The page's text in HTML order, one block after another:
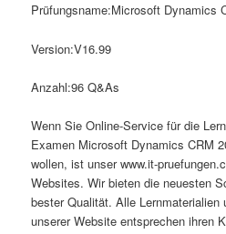
Prüfungsname:Microsoft Dynamics
Version:V16.99
Anzahl:96 Q&As
Wenn Sie Online-Service für die
Examen Microsoft Dynamics CRM
wollen, ist unser www.it-
Websites. Wir bieten die neuesten
bester Qualität. Alle Lernmaterialien
unserer Website entsprechen ihren